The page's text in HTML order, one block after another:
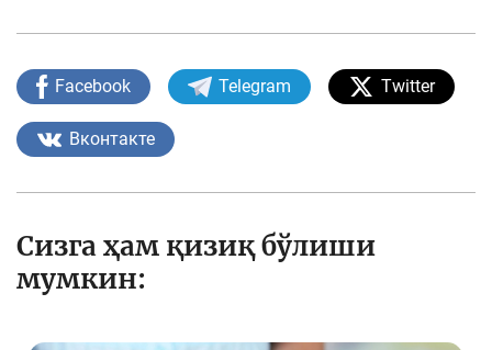
Facebook Telegram Twitter
Вконтакте
Сизга ҳам қизиқ бўлиши
мумкин: